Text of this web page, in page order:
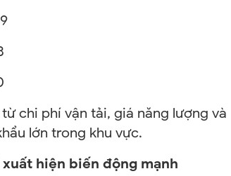
chi phí vận tải, giá năng lượng và
lớn trong khu vực.
hiện biến động mạnh